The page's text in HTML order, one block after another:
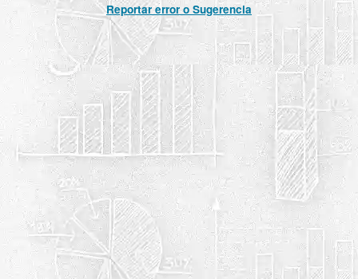
Reportar error o Sugerencia